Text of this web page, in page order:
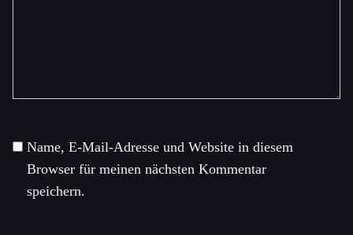
Name, E-Mail-Adresse und Website in diesem
Browser für meinen nächsten Kommentar
speichern.